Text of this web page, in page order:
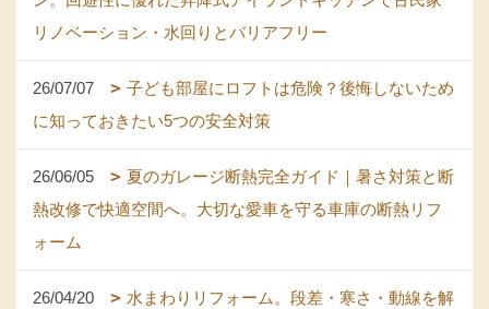
リノベーション・水回りとバリアフリー
26/07/07
子ども部屋にロフトは危険？後悔しないため
に知っておきたい5つの安全対策
26/06/05
夏のガレージ断熱完全ガイド｜暑さ対策と断
熱改修で快適空間へ。大切な愛車を守る車庫の断熱リフ
ォーム
26/04/20
水まわりリフォーム。段差・寒さ・動線を解